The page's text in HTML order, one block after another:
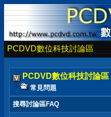
PCDVD數位科技討論區
PCDVD數位科技討論區
常見問題
搜尋討論區FAQ